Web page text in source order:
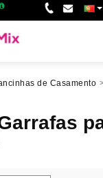
de Casamento